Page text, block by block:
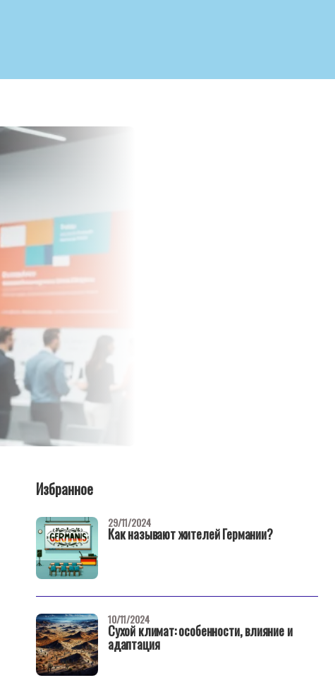
Избранное
Как называют жителей Германии?
29/11/2024
Сухой климат: особенности, влияние и
адаптация
10/11/2024